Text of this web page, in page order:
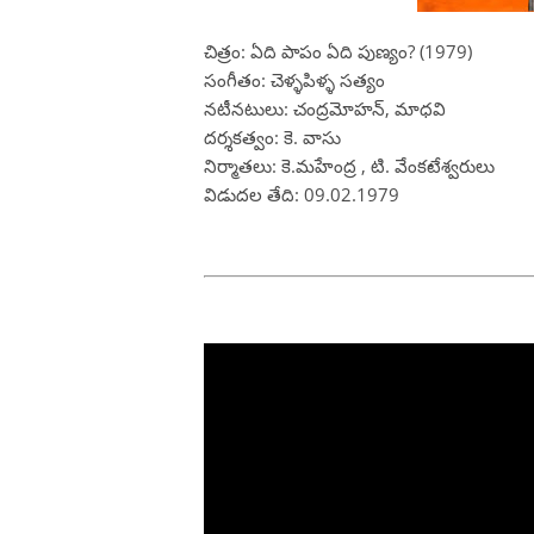
చిత్రం: ఏది పాపం ఏది పుణ్యం? (1979)
సంగీతం: చెళ్ళపిళ్ళ సత్యం
నటీనటులు: చంద్రమోహన్, మాధవి
దర్శకత్వం: కె. వాసు
నిర్మాతలు: కె.మహేంద్ర , టి. వేంకటేశ్వరులు
విడుదల తేది: 09.02.1979